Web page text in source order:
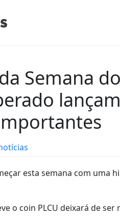
Semana
esta semana com uma
o coin PLCU deixará de